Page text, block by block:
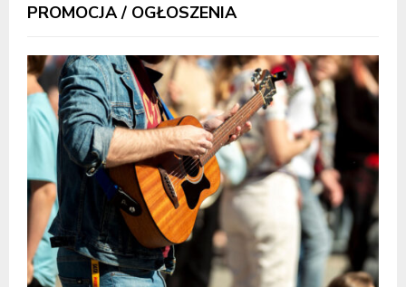
PROMOCJA / OGŁOSZENIA